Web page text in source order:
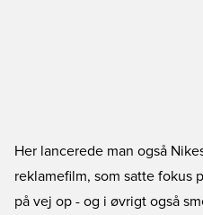
Her lancerede man også
reklamefilm, som satte fokus
på vej op - og i øvrigt også